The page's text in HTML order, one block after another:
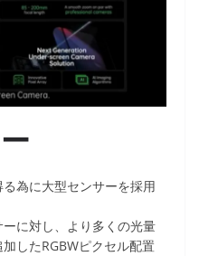
為に大型センサーを採用
に対し、より多くの光量
したRGBWピクセル配置